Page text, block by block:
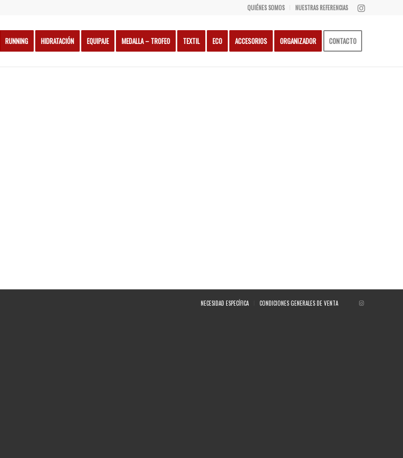
QUIÉNES SOMOS NUESTRAS REFERENCIAS
RUNNING HIDRATACIÓN EQUIPAJE MEDALLA – TROFEO TEXTIL ECO ACCESORIOS ORGANIZADOR CONTACTO
NECESIDAD ESPECÍFICA CONDICIONES GENERALES DE VENTA